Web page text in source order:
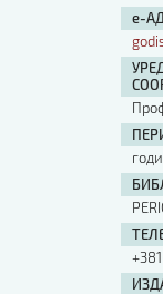
е-